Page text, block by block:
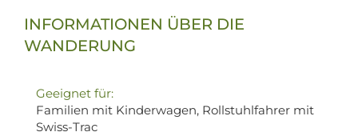
INFORMATIONEN ÜBER DIE
WANDERUNG
Geeignet für:
Familien mit Kinderwagen, Rollstuhlfahrer mit
Swiss-Trac